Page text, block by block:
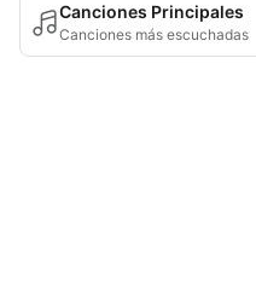
Canciones Principales
Canciones más escuchadas